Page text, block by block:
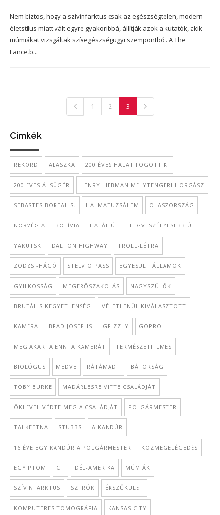
Nem biztos, hogy a szívinfarktus csak az egészségtelen, modern
életstílus miatt vált egyre gyakoribbá, állítják azok a kutatók, akik
múmiákat vizsgáltak szívegészségügyi szempontból. A The
Lancetb...
1 2 3
Cimkék
REKORD ALASZKA 200 ÉVES HALAT FOGOTT KI
200 ÉVES ÁLSÜGÉR HENRY LIEBMAN MÉLYTENGERI HORGÁSZ
SEBASTES BOREALIS. HALMATUZSÁLEM OLASZORSZÁG
NORVÉGIA BOLÍVIA HALÁL ÚT LEGVESZÉLYESEBB ÚT
YAKUTSK DALTON HIGHWAY TROLL-LÉTRA
ZODZSI-HÁGÓ STELVIO PASS EGYESÜLT ÁLLAMOK
GYILKOSSÁG MEGERŐSZAKOLÁS NAGYSZÜLŐK
BRUTÁLIS KEGYETLENSÉG VÉLETLENÜL KIVÁLASZTOTT
KAMERA BRAD JOSEPHS GRIZZLY GOPRO
MEG AKARTA ENNI A KAMERÁT TERMÉSZETFILMES
BIOLÓGUS MEDVE RÁTÁMADT BÁTORSÁG
TOBY BURKE MADÁRLESRE VITTE CSALÁDJÁT
ÖKLÉVEL VÉDTE MEG A CSALÁDJÁT POLGÁRMESTER
TALKEETNA STUBBS A KANDÚR
16 ÉVE EGY KANDÚR A POLGÁRMESTER KÖZMEGELÉGEDÉS
EGYIPTOM CT DÉL-AMERIKA MÚMIÁK
SZÍVINFARKTUS SZTRÓK ÉRSZŰKÜLET
KOMPUTERES TOMOGRÁFIA KANSAS CITY